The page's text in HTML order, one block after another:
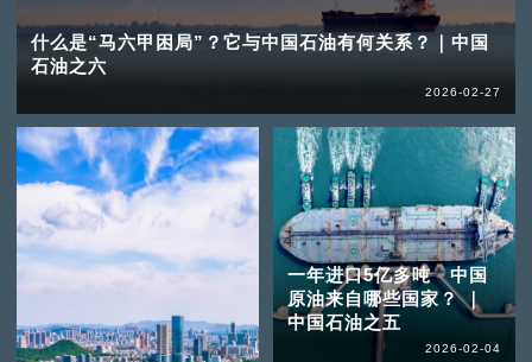
什么是“马六甲困局”？它与中国石油有何关系？｜中国
石油之六
2026-02-27
一年进口5亿多吨 中国
原油来自哪些国家？ ｜
中国石油之五
2026-02-04